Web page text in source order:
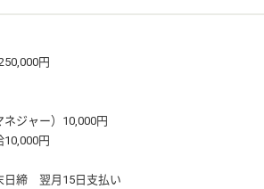
円
ジャー）10,000円
円
日締 翌月15日支払い